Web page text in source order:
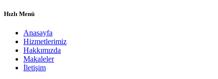
Hızlı Menü
Anasayfa
Hizmetlerimiz
Hakkımızda
Makaleler
İletişim